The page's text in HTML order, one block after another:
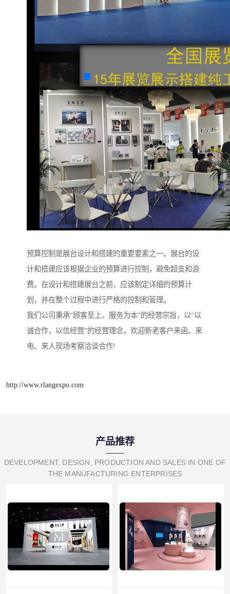
预算控制是展台设计和搭建的重要要素之一。展台的设
计和搭建应该根据企业的预算进行控制，避免超支和浪
费。在设计和搭建展台之前，应该制定详细的预算计
划，并在整个过程中进行严格的控制和管理。
我们公司秉承“顾客至上、服务为本”的经营宗旨，以“以
诚合作，以信经营”的经营理念，欢迎新老客户来函、来
电、来人现场考察洽谈合作!
http://www.rlangexpo.com
产品推荐
DEVELOPMENT, DESIGN, PRODUCTION AND SALES IN ONE OF
THE MANUFACTURING ENTERPRISES